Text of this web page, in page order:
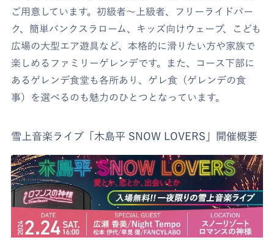
ご用意しています。初級者～上級者、フリーライドパー
ク、簡単バンクスラローム、キッズ向けウェーブ、こども
広場の大型エア遊具など、本格的に滑りたい方や家族で
楽しめるファミリーゲレンデです。また、コース下部に
あるゲレンデ食堂も各所あり、ゲレ食（ゲレンデの食
事）を選べるのも魅力のひとつとなっています。
雪上音楽ライブ「木島平 SNOW LOVERS」開催概要